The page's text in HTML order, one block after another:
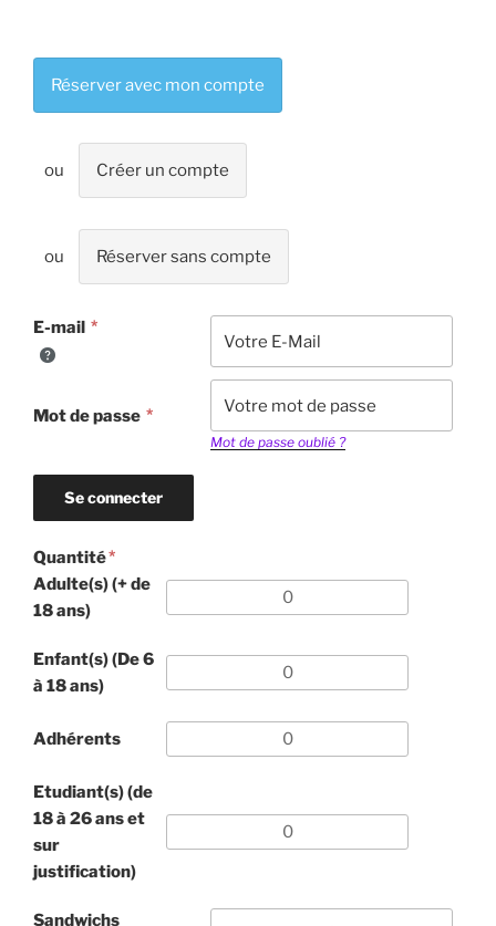
Réserver avec mon compte
Créer un compte
Réserver sans compte
E-mail
Mot de passe
Mot de passe oublié ?
Quantité
Adulte(s) (+ de
18 ans)
Enfant(s) (De 6
à 18 ans)
Adhérents
Etudiant(s) (de
18 à 26 ans et
sur
justification)
Sandwichs